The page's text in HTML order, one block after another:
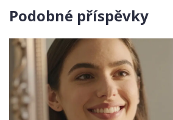
Podobné příspěvky